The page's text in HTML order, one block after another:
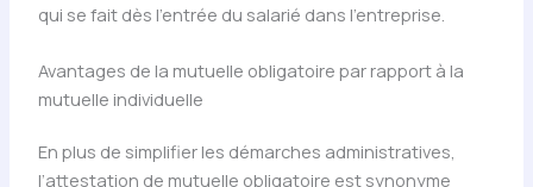
qui se fait dès l’entrée du salarié dans l’entreprise.
Avantages de la mutuelle obligatoire par rapport à la
mutuelle individuelle
En plus de simplifier les démarches administratives,
l’attestation de mutuelle obligatoire est synonyme